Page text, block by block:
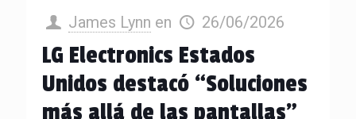
James Lynn en 26/06/2026
LG Electronics Estados
Unidos destacó “Soluciones
más allá de las pantallas”